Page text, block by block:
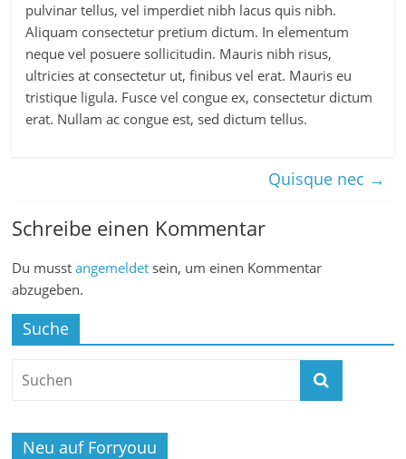
pulvinar tellus, vel imperdiet nibh lacus quis nibh.
Aliquam consectetur pretium dictum. In elementum
neque vel posuere sollicitudin. Mauris nibh risus,
ultricies at consectetur ut, finibus vel erat. Mauris eu
tristique ligula. Fusce vel congue ex, consectetur dictum
erat. Nullam ac congue est, sed dictum tellus.
Quisque nec →
Schreibe einen Kommentar
Du musstangemeldet sein, um einen Kommentar
abzugeben.
Suche
Neu auf Forryouu